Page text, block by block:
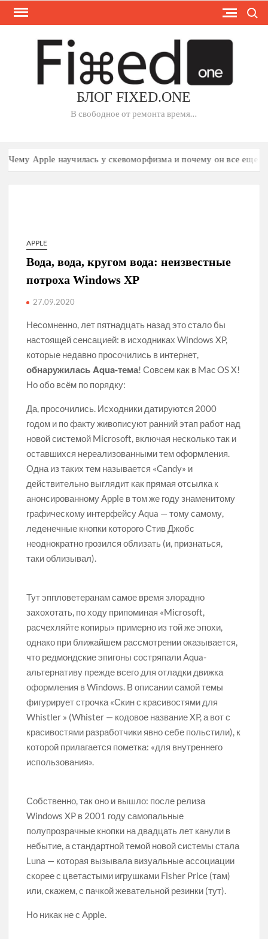
Skip
БЛОГ FIXED.ONE
В свободное от ремонта время…
Apple научилась у скевоморфизма и почему он все еще
APPLE
Вода, вода, кругом вода: неизвестные
потроха Windows XP
27.09.2020
Несомненно, лет пятнадцать назад это стало бы
настоящей сенсацией: в исходниках Windows XP,
которые недавно просочились в интернет,
обнаружилась Aqua-тема! Совсем как в Mac OS X!
Но обо всём по порядку:
Да, просочились. Исходники датируются 2000
годом и по факту живописуют ранний этап работ над
новой системой Microsoft, включая несколько так и
оставшихся нереализованными тем оформления.
Одна из таких тем называется «Candy» и
действительно выглядит как прямая отсылка к
анонсированному Apple в том же году знаменитому
графическому интерфейсу Aqua — тому самому,
леденечные кнопки которого Стив Джобс
неоднократно грозился облизать (и, признаться,
таки облизывал).
Тут эппловетеранам самое время злорадно
захохотать, по ходу припоминая «Microsoft,
расчехляйте копиры» примерно из той же эпохи,
однако при ближайшем рассмотрении оказывается,
что редмондские эпигоны состряпали Aqua-
альтернативу прежде всего для отладки движка
оформления в Windows. В описании самой темы
фигурирует строчка «Скин с красивостями для
Whistler » (Whister — кодовое название XP, а вот с
красивостями разработчики явно себе польстили), к
которой прилагается пометка: «для внутреннего
использования».
Собственно, так оно и вышло: после релиза
Windows XP в 2001 году самопальные
полупрозрачные кнопки на двадцать лет канули в
небытие, а стандартной темой новой системы стала
Luna — которая вызывала визуальные ассоциации
скорее с цветастыми игрушками Fisher Price (там)
или, скажем, с пачкой жевательной резинки (тут).
Но никак не с Apple.